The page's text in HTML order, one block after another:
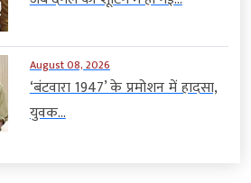
August 08, 2026
‘बंटवारा 1947’ के प्रमोशन में हादसा,
युवक...